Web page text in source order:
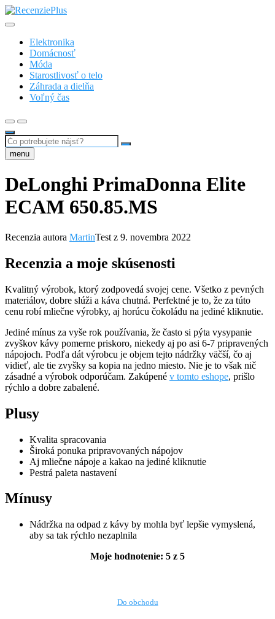
Skip
to
RecenziePlus.sk
Recenzie a testy nezávisle od spotrebiteľov
Elektronika
Domácnosť
Móda
Starostlivosť o telo
Záhrada a dielňa
Voľný čas
Search
…menu
DeLonghi PrimaDonna Elite
ECAM 650.85.MS
Recenzia autora MartinTest z 9. novembra 2022
Recenzia a moje skúsenosti
Kvalitný výrobok, ktorý zodpovedá svojej cene. Všetko z pevných
materiálov, dobre slúži a káva chutná. Perfektné je to, že za túto
cenu robí mliečne výrobky, aj horúcu čokoládu na jediné kliknutie.
Jediné mínus za vyše rok používania, že často si pýta vysypanie
zvyškov kávy pomerne priskoro, niekedy aj po asi 6-7 pripravených
nápojoch. Podľa dát výrobcu je objem tejto nádržky väčší, čo aj
vidieť, ale tie zvyšky sa kopia na jedno miesto. Nie je to však nič
zásadné a výrobok odporúčam. Zakúpené v tomto eshope, prišlo
rýchlo a dobre zabalené.
Plusy
Kvalita spracovania
Široká ponuka pripravovaných nápojov
Aj mliečne nápoje a kakao na jediné kliknutie
Pestrá paleta nastavení
Mínusy
Nádržka na odpad z kávy by mohla byť lepšie vymyslená,
aby sa tak rýchlo nezaplnila
Moje hodnotenie: 5 z 5
Do obchodu